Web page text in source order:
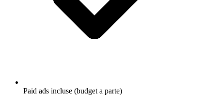
Paid ads incluse (budget a parte)